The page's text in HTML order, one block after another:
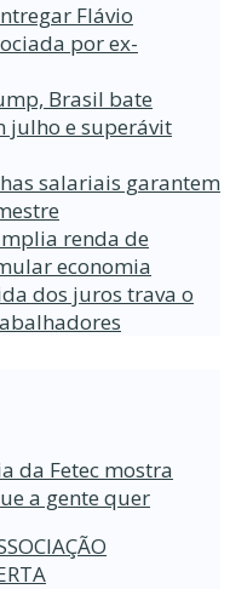
Flávio
por ex-
Brasil bate
julho e superávit
salariais garantem
renda de
economia
dos juros trava o
da Fetec mostra
a gente quer